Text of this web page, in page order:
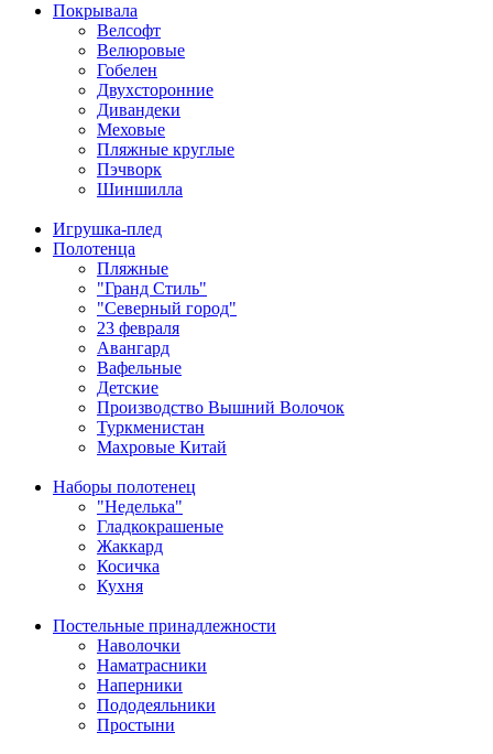
Покрывала
Велсофт
Велюровые
Гобелен
Двухсторонние
Дивандеки
Меховые
Пляжные круглые
Пэчворк
Шиншилла
Игрушка-плед
Полотенца
Пляжные
"Гранд Стиль"
"Северный город"
23 февраля
Авангард
Вафельные
Детские
Производство Вышний Волочок
Туркменистан
Махровые Китай
Наборы полотенец
"Неделька"
Гладкокрашеные
Жаккард
Косичка
Кухня
Постельные принадлежности
Наволочки
Наматрасники
Наперники
Пододеяльники
Простыни